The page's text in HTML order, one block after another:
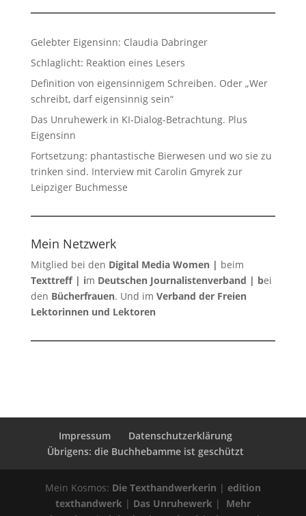
Gelebter Eigensinn: Claudia Dabringer
Schlaglicht: Reaktion eines Lesers
Definition von eigensinnigem Schreiben. Oder „Wer
schreibt, darf eigensinnig sein“
Das Unruhewerk in KI-Dialog-Betrachtung. Plus
Eigensinn
Fortsetzung: phantastische Bierwesen und wo sie zu
trinken sind. Interview mit Carolin Gmyrek zur
Leipziger Buchmesse
Mein Netzwerk
Mitglied bei den Digital Media Women| beim
Texttreff| im Deutschen Journalistenverband | bei
den Bücherfrauen. Und im Verband der Freien
Lektorinnen und Lektoren
Impressum
Datenschutzerklärung
Übrigens: die Buchhebamme ist geschützt
Mein Kosmos: Die Texthandwerkerin | edition
texthandwerk| Das Unruhewerk| Mehr